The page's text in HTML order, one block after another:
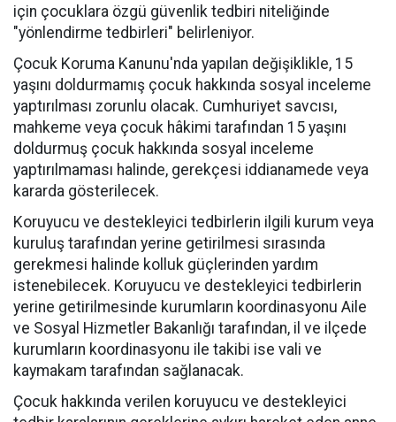
için çocuklara özgü güvenlik tedbiri niteliğinde
"yönlendirme tedbirleri" belirleniyor.
Çocuk Koruma Kanunu'nda yapılan değişiklikle, 15
yaşını doldurmamış çocuk hakkında sosyal inceleme
yaptırılması zorunlu olacak. Cumhuriyet savcısı,
mahkeme veya çocuk hâkimi tarafından 15 yaşını
doldurmuş çocuk hakkında sosyal inceleme
yaptırılmaması halinde, gerekçesi iddianamede veya
kararda gösterilecek.
Koruyucu ve destekleyici tedbirlerin ilgili kurum veya
kuruluş tarafından yerine getirilmesi sırasında
gerekmesi halinde kolluk güçlerinden yardım
istenebilecek. Koruyucu ve destekleyici tedbirlerin
yerine getirilmesinde kurumların koordinasyonu Aile
ve Sosyal Hizmetler Bakanlığı tarafından, il ve ilçede
kurumların koordinasyonu ile takibi ise vali ve
kaymakam tarafından sağlanacak.
Çocuk hakkında verilen koruyucu ve destekleyici